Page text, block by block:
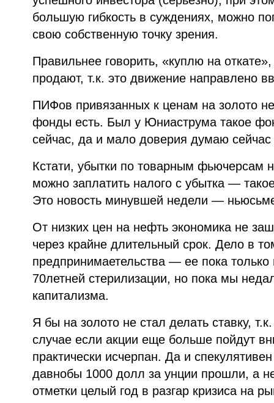
большую гибкость в суждениях, можно
свою собственную точку зрения.
Правильнее говорить, «куплю на
продают, т.к. это движение направлено
ПИФов привязанных к ценам на золото
фонды есть. Был у Юниаструма такое
сейчас, да и мало доверия думаю
Кстати, убытки по товарным фьючерсам
можно заплатить налого с убытка —
Это новость минувшей недели —
От низких цен на нефть экономика не
через крайне длительный срок. Дело в
предпринимаетельства — ее пока
70летней стерилизации, но пока мы
капитализма.
Я бы на золото не стал делать ставку,
случае если акции еще больше пойдут
практически исчерпан. Да и
давнобы 1000 долл за унции прошли, а
отметки целый год в разгар кризиса на